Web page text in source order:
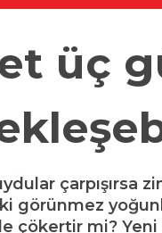
üç
çarpışırsa
görünmez
çökertir mi? Yeni